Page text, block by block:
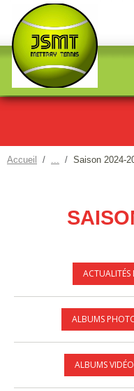
Accueil Saison 2024-
ALBUMS
ALBUMS
Panneau de gestion des